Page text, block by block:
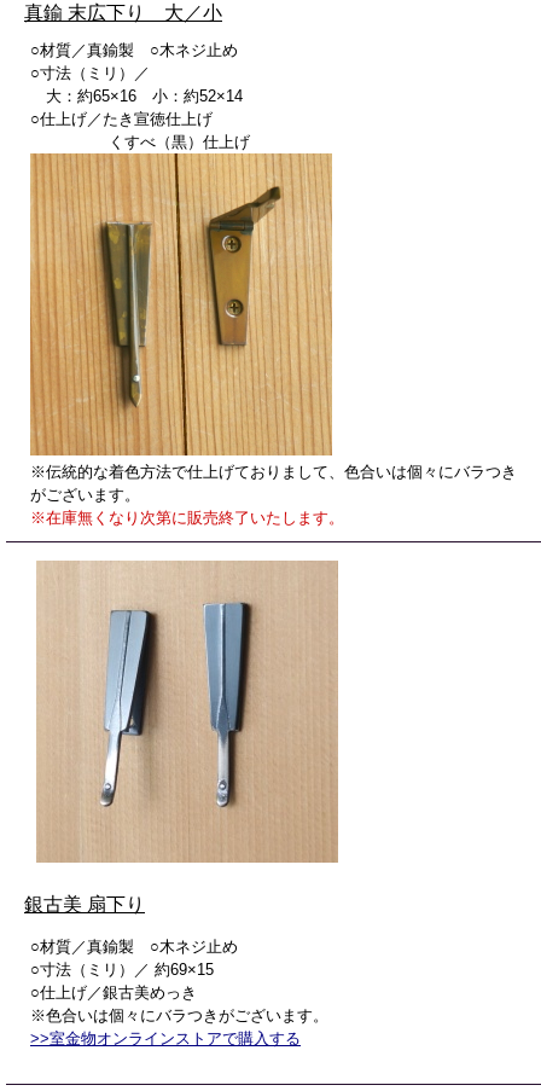
真鍮 末広下り 大／小
○材質／真鍮製 ○木ネジ止め
○寸法（ミリ）／
大：約65×16 小：約52×14
○仕上げ／たき宣徳仕上げ
くすべ（黒）仕上げ
※伝統的な着色方法で仕上げておりまして、色合いは個々にバラつき
がございます。
※在庫無くなり次第に販売終了いたします。
銀古美 扇下り
○材質／真鍮製 ○木ネジ止め
○寸法（ミリ）／ 約69×15
○仕上げ／銀古美めっき
※色合いは個々にバラつきがございます。
>>室金物オンラインストアで購入する